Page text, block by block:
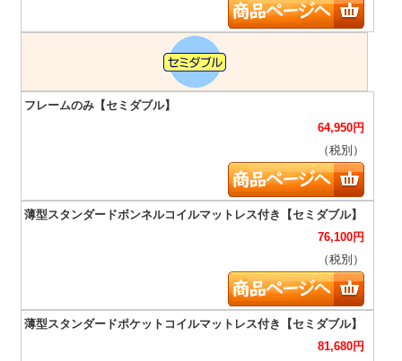
64,950円
（税別）
76,100円
（税別）
81,680円